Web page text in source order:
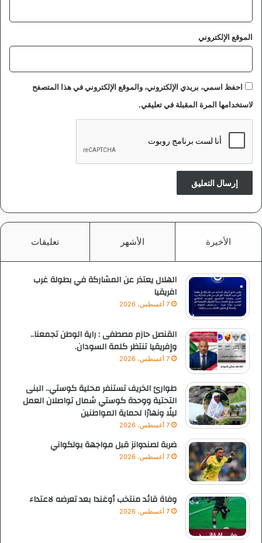
ب
ة
و
ا
ض
الموقع الإلكتروني
احفظ اسمي، بريدي الإلكتروني، والموقع الإلكتروني في هذا المتصفح
لاستخدامها المرة المقبلة في تعليقي.
الأخيرة الأشهر تعليقات
الهلال يعتذر عن المشاركة في بطولة غرب
افريقيا
7 أغسطس، 2026
القنصل حازم مصطفى : راية الوطن تجمعنا..
وإفريقيا تنتظر كلمة السودان.
7 أغسطس، 2026
طوارئ الخريف تستنفر محلية كوستي.. البنى
التحتية ووحدة كوستي شمال تواصلان العمل
ليلًا ونهارًا لحماية المواطنين
7 أغسطس، 2026
ضربة لصندوانز قبل مواجهة بولكواني
7 أغسطس، 2026
وفاة قائد منتخب أوغندا بعد تعرضه لاعتداء
7 أغسطس، 2026